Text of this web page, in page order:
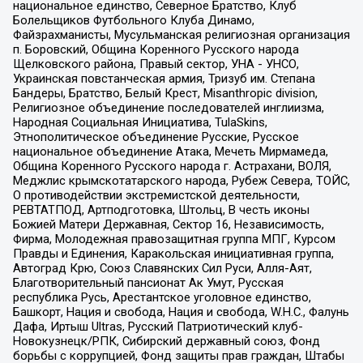
национальное единство, Северное Братство, Клуб
Болельщиков Футбольного Клуба Динамо,
Файзрахманисты, Мусульманская религиозная организация
п. Боровский, Община Коренного Русского народа
Щелковского района, Правый сектор, УНА - УНСО,
Украинская повстанческая армия, Тризуб им. Степана
Бандеры, Братство, Белый Крест, Misanthropic division,
Религиозное объединение последователей инглиизма,
Народная Социальная Инициатива, TulaSkins,
Этнополитическое объединение Русские, Русское
национальное объединение Атака, Мечеть Мирмамеда,
Община Коренного Русского народа г. Астрахани, ВОЛЯ,
Меджлис крымскотатарского народа, Рубеж Севера, ТОЙС,
О противодействии экстремистской деятельности,
РЕВТАТПОД, Артподготовка, Штольц, В честь иконы
Божией Матери Державная, Сектор 16, Независимость,
Фирма, Молодежная правозащитная группа МПГ, Курсом
Правды и Единения, Каракольская инициативная группа,
Автоград Крю, Союз Славянских Сил Руси, Алля-Аят,
Благотворительный пансионат Ак Умут, Русская
республика Русь, Арестантское уголовное единство,
Башкорт, Нация и свобода, Нация и свобода, W.H.С., Фалунь
Дафа, Иртыш Ultras, Русский Патриотический клуб-
Новокузнецк/РПК, Сибирский державный союз, Фонд
борьбы с коррупцией, Фонд защиты прав граждан, Штабы